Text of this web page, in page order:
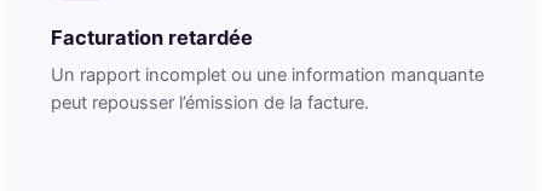
Facturation retardée
Un rapport incomplet ou une information manquante
peut repousser l’émission de la facture.